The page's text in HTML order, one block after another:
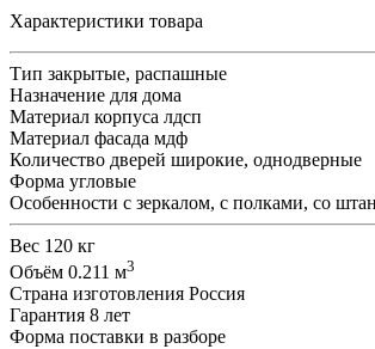
Характеристики товара
Тип закрытые, распашные
Назначение для дома
Материал корпуса лдсп
Материал фасада мдф
Количество дверей широкие, однодверные
Форма угловые
Особенности с зеркалом, с полками, со
Вес 120 кг
Объём 0.211 м3
Страна изготовления Россия
Гарантия 8 лет
Форма поставки в разборе